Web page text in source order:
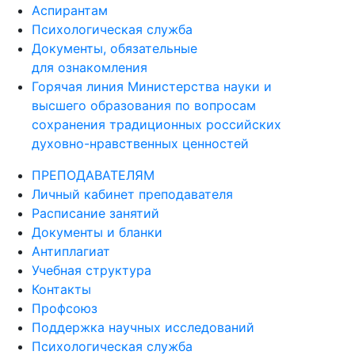
Аспирантам
Психологическая служба
Документы, обязательные
для ознакомления
Горячая линия Министерства науки и
высшего образования по вопросам
сохранения традиционных российских
духовно-нравственных ценностей
ПРЕПОДАВАТЕЛЯМ
Личный кабинет преподавателя
Расписание занятий
Документы и бланки
Антиплагиат
Учебная структура
Контакты
Профсоюз
Поддержка научных исследований
Психологическая служба